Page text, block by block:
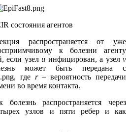
состояния агентов
распространяется от уже
к болезни агенту
если узелu инфицирован, а узелv
может быть передана с
, где r– вероятность передачи
во время контакта.
распространяется через
узлов и пяти ребер и как